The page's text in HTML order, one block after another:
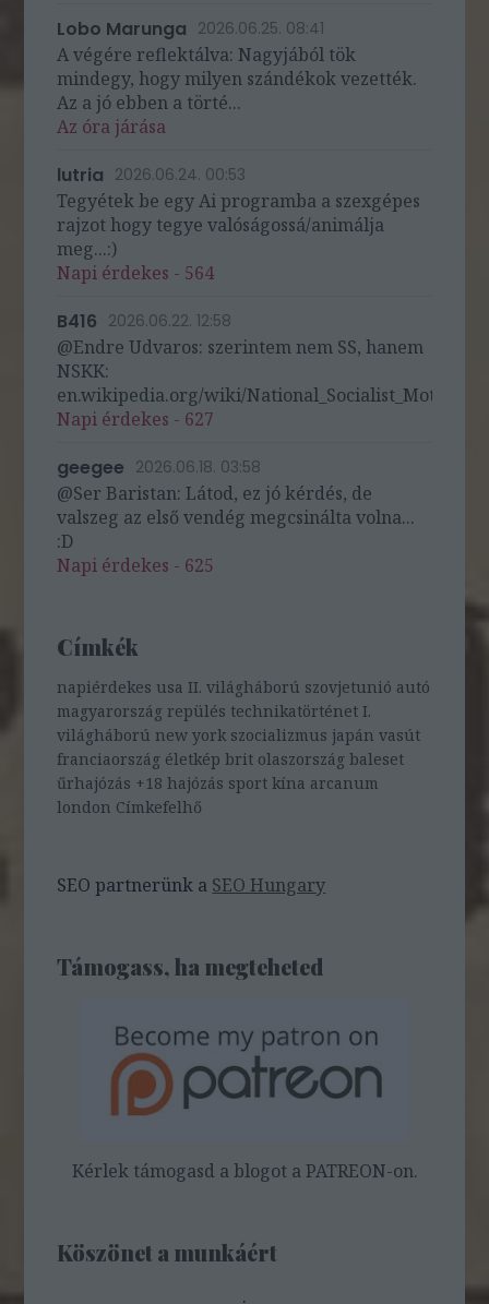
Lobo Marunga 2026.06.25. 08:41
A végére reflektálva: Nagyjából tök
mindegy, hogy milyen szándékok vezették.
Az a jó ebben a törté...
Az óra járása
lutria 2026.06.24. 00:53
Tegyétek be egy Ai programba a szexgépes
rajzot hogy tegye valóságossá/animálja
meg...:)
Napi érdekes - 564
B416 2026.06.22. 12:58
@Endre Udvaros: szerintem nem SS, hanem
NSKK:
en.wikipedia.org/wiki/
Napi érdekes - 627
geegee 2026.06.18. 03:58
@Ser Baristan: Látod, ez jó kérdés, de
valszeg az első vendég megcsinálta volna...
:D
Napi érdekes - 625
Címkék
napiérdekes usa II. világháború szovjetunió autó
magyarország repülés technikatörténet I.
világháború new york szocializmus japán vasút
franciaország életkép brit olaszország baleset
űrhajózás +18 hajózás sport kína arcanum
london Címkefelhő
SEO partnerünk a SEO Hungary
Támogass, ha megteheted
Kérlek támogasd a blogot a PATREON-on.
Köszönet a munkáért
.